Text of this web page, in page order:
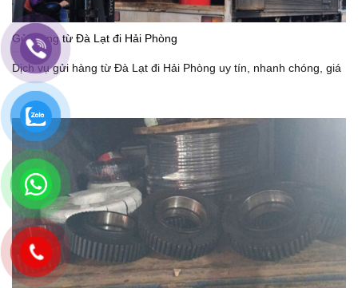
Gửi hàng từ Đà Lạt đi Hải Phòng
Dịch vụ gửi hàng từ Đà Lạt đi Hải Phòng uy tín, nhanh chóng, giá